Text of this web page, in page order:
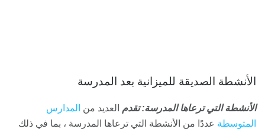
الأنشطة الصديقة للميزانية بعد المدرسة
الأنشطة التي ترعاها المدرسة: تقدم العديد من المدارس
المتوسطة عددًا من الأنشطة التي ترعاها المدرسة ، بما في ذلك